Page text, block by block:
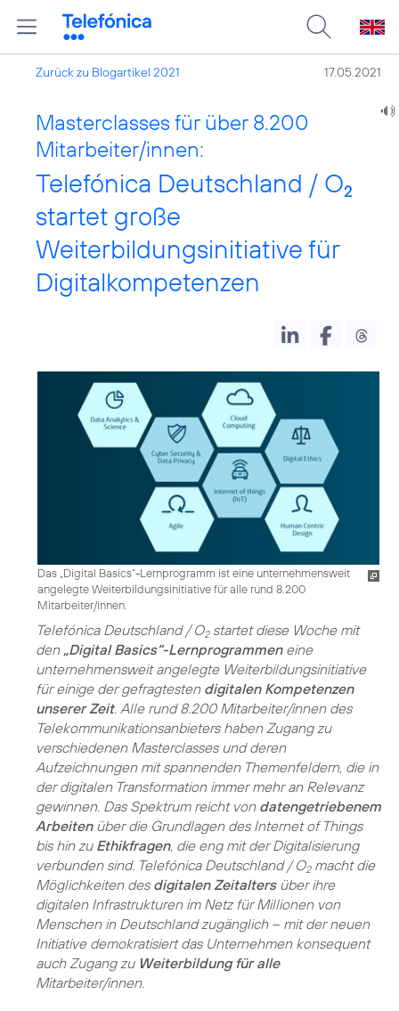
Zurück zu Blogartikel 2021 17.05.2021
Masterclasses für über 8.200
Mitarbeiter/innen:
Telefónica Deutschland / O2
startet große
Weiterbildungsinitiative für
Digitalkompetenzen
Das „Digital Basics“-Lernprogramm ist eine unternehmensweit
angelegte Weiterbildungsinitiative für alle rund 8.200
Mitarbeiter/innen.
Telefónica Deutschland / O2startet diese Woche mit
den „Digital Basics“-Lernprogrammeneine
unternehmensweit angelegte Weiterbildungsinitiative
für einige der gefragtesten digitalen Kompetenzen
unserer Zeit. Alle rund 8.200 Mitarbeiter/innen des
Telekommunikationsanbieters haben Zugang zu
verschiedenen Masterclasses und deren
Aufzeichnungen mit spannenden Themenfeldern, die in
der digitalen Transformation immer mehr an Relevanz
gewinnen. Das Spektrum reicht von datengetriebenem
Arbeitenüber die Grundlagen des Internet of Things
bis hin zu Ethikfragen, die eng mit der Digitalisierung
verbunden sind. Telefónica Deutschland / O2macht die
Möglichkeiten des digitalen Zeitaltersüber ihre
digitalen Infrastrukturen im Netz für Millionen von
Menschen in Deutschland zugänglich – mit der neuen
Initiative demokratisiert das Unternehmen konsequent
auch Zugang zu Weiterbildung für alle
Mitarbeiter/innen.